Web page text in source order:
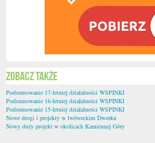
Zobacz także
Podsumowanie 17-letniej działalności WSPINKI
Podsumowanie 16-letniej działalności WSPINKI
Podsumowanie 15-letniej działalności WSPINKI
Nowe drogi i projekty w lwóweckim Dworku
Nowy duży projekt w okolicach Kamiennej Góry